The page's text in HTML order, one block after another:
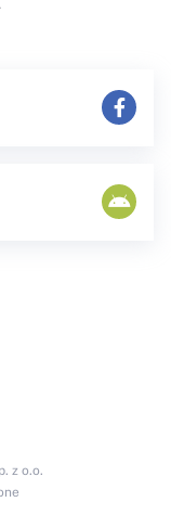
z o.o.